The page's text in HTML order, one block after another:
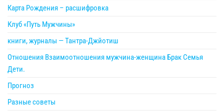
Карта Рождения – расшифровка
Клуб «Путь Мужчины»
книги, журналы — Тантра-Джйотиш
Отношения Взаимоотношения мужчина-женщина Брак Семья
Дети.
Прогноз
Разные советы